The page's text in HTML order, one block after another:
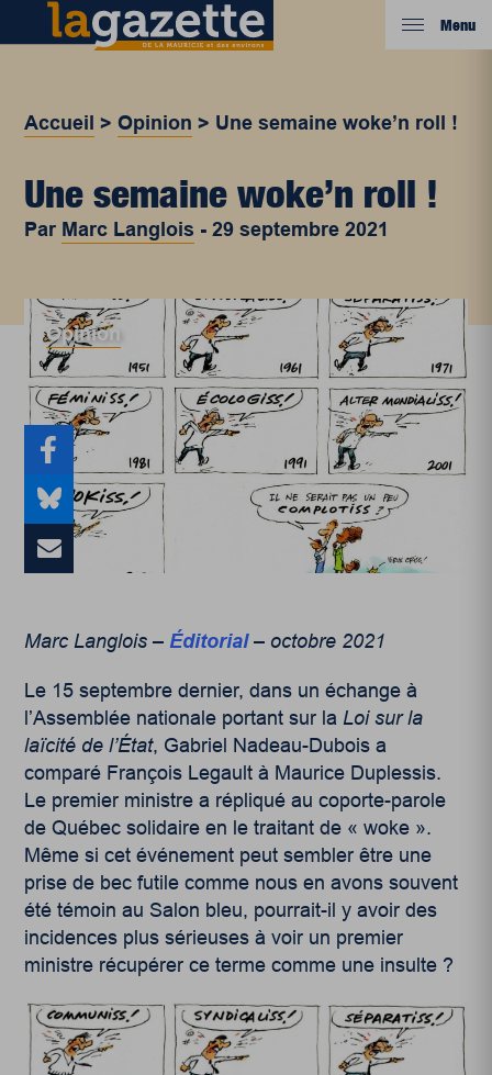
Menu
Accueil >Opinion > Une semaine woke’n roll !
Une semaine woke’n roll !
Par Marc Langlois -29 septembre 2021
Opinion
Marc Langlois – Éditorial – octobre 2021
Le 15 septembre dernier, dans un échange à
l’Assemblée nationale portant sur la Loi sur la
laïcité de l’État, Gabriel Nadeau-Dubois a
comparé François Legault à Maurice Duplessis.
Le premier ministre a répliqué au coporte-parole
de Québec solidaire en le traitant de « woke ».
Même si cet événement peut sembler être une
prise de bec futile comme nous en avons souvent
été témoin au Salon bleu, pourrait-il y avoir des
incidences plus sérieuses à voir un premier
ministre récupérer ce terme comme une insulte ?